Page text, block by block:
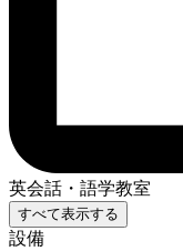
英会話・語学教室
すべて表示する
設備